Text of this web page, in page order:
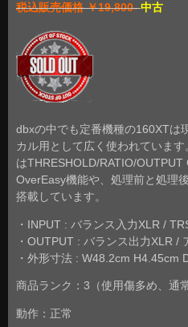
税込販売価格 ￥19,800- 中古
dbxの中でも定番機種の160XTは
カル用として広く使われていま
はTHRESHOLD/RATIO/
OverEasy機能や、処理前と処理
搭載しています。
・INPUT : バランス入力XLR /
・OUTPUT : バランス出力XLR /
・外形寸法 : W48.2cm H4.45cm
商品ランク：3（使用傷多め、通
動作：正常